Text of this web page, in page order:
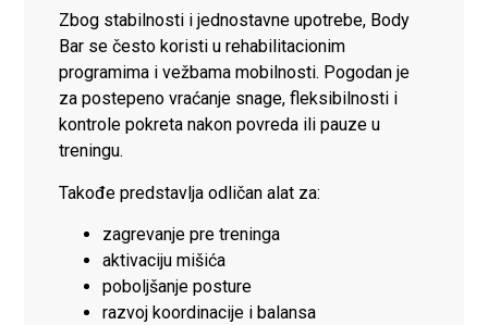
Zbog stabilnosti i jednostavne upotrebe, Body
Bar se često koristi u rehabilitacionim
programima i vežbama mobilnosti. Pogodan je
za postepeno vraćanje snage, fleksibilnosti i
kontrole pokreta nakon povreda ili pauze u
treningu.
Takođe predstavlja odličan alat za:
zagrevanje pre treninga
aktivaciju mišića
poboljšanje posture
razvoj koordinacije i balansa